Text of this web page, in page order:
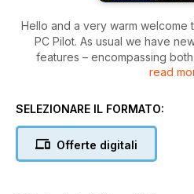
Hello and a very warm
PC Pilot. As usual we have
features – encompassing
Reviews
of a new era of
read
SELEZIONARE IL FORMATO:
Offerte digitali